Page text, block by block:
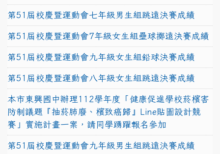
第51屆校慶暨運動會七年級男生組跳遠決賽成績
第51屆校慶暨運動會7年級女生組壘球擲遠決賽成績
第51屆校慶暨運動會九年級女生組鉛球決賽成績
第51屆校慶暨運動會八年級女生組跳遠決賽成績
本市東興國中辦理112學年度「健康促進學校菸檳害
防制議題『抽菸肺廢、檳致癌歸』Line貼圖設計競
賽」實施計畫一案，請同學踴躍報名參加
第51屆校慶暨運動會九年級男生組跳遠決賽成績